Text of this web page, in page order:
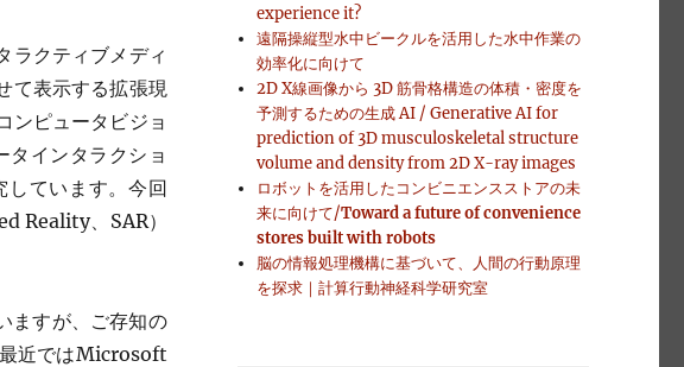
ラクティブメディ
て表示する拡張現
ンピュータビジョ
タインタラクショ
しています。今回
Reality、SAR）
ますが、ご存知の
最近ではMicrosoft
experience it?
遠隔操縦型水中ビークルを活用した水中作業の
効率化に向けて
2D X線画像から 3D 筋骨格構造の体積・密度を
予測するための生成 AI / Generative AI for
prediction of 3D musculoskeletal structure
volume and density from 2D X-ray images
ロボットを活用したコンビニエンスストアの未
来に向けて/Toward a future of convenience
stores built with robots
脳の情報処理機構に基づいて、人間の行動原理
を探求｜計算行動神経科学研究室